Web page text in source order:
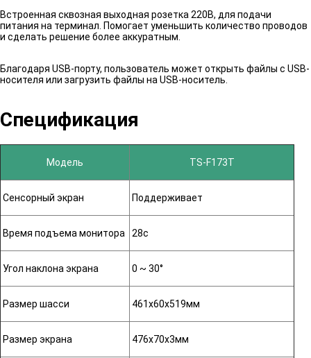
Встроенная сквозная выходная розетка 220В, для подачи
питания на терминал. Помогает уменьшить количество проводов
и сделать решение более аккуратным.
Благодаря USB-порту, пользователь может открыть файлы с USB-
носителя или загрузить файлы на USB-носитель.
Спецификация
Модель TS-F173T
Сенсорный экран Поддерживает
Время подъема монитора 28с
Угол наклона экрана 0 ~ 30°
Размер шасси 461х60х519мм
Размер экрана 476х70х3мм